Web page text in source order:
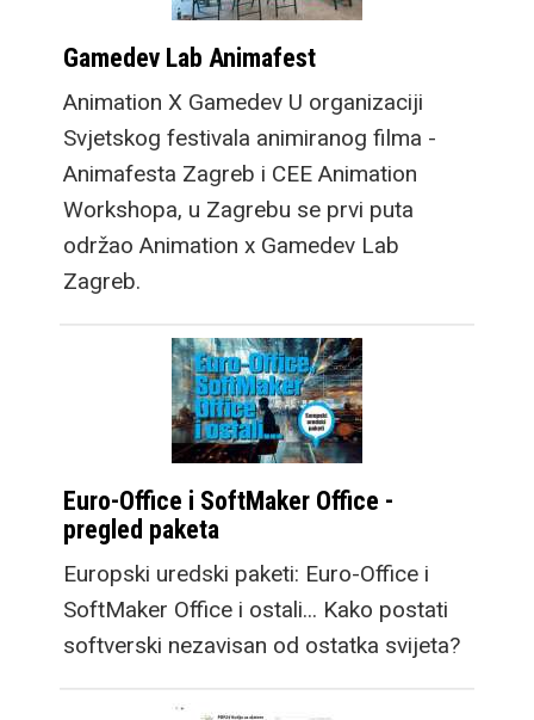
Gamedev Lab Animafest
Animation X Gamedev U organizaciji
Svjetskog festivala animiranog filma -
Animafesta Zagreb i CEE Animation
Workshopa, u Zagrebu se prvi puta
održao Animation x Gamedev Lab
Zagreb.
Euro-Office i SoftMaker Office -
pregled paketa
Europski uredski paketi: Euro-Office i
SoftMaker Office i ostali... Kako postati
softverski nezavisan od ostatka svijeta?